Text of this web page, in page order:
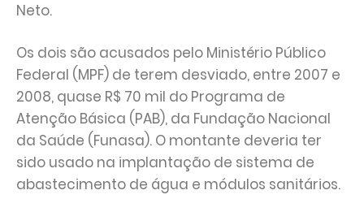
Neto.
Os dois são acusados pelo Ministério Público
Federal (MPF) de terem desviado, entre 2007 e
2008, quase R$ 70 mil do Programa de
Atenção Básica (PAB), da Fundação Nacional
da Saúde (Funasa). O montante deveria ter
sido usado na implantação de sistema de
abastecimento de água e módulos sanitários.